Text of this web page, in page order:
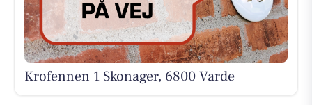
Krofennen 1 Skonager, 6800 Varde